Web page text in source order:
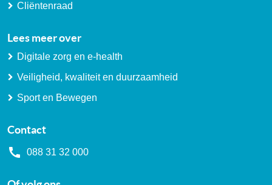
Cliëntenraad
Lees meer over
Digitale zorg en e-health
Veiligheid, kwaliteit en duurzaamheid
Sport en Bewegen
Contact
088 31 32 000